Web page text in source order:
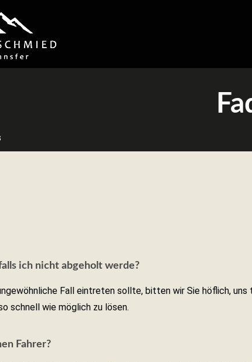
ich nicht abgeholt werde?
Fall eintreten sollte, bitten wir Sie höflich,
schnell wie möglich zu lösen.
Fahrer?